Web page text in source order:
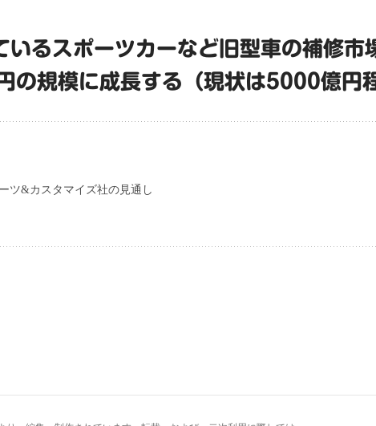
いるスポーツカーなど旧型車の補修市
の規模に成長する（現状は5000億円
ツ&カスタマイズ社の見通し